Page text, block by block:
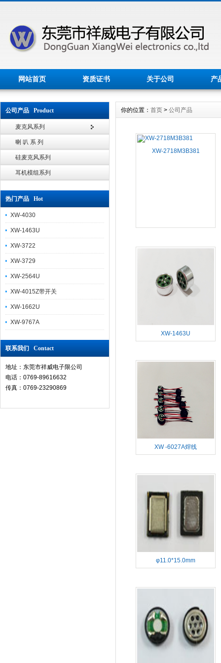
网站首页 资质证书 关于公司 产
公司产品 Product
麦克风系列
喇 叭 系 列
硅麦克风系列
耳机模组系列
热门产品 Hot
XW-4030
XW-1463U
XW-3722
XW-3729
XW-2564U
XW-4015Z带开关
XW-1662U
XW-9767A
联系我们 Contact
地址：东莞市祥威电子限公司
电话：0769-89616632
传真：0769-23290869
你的位置： 首页 > 公司产品
XW-2718M3B381
XW-1463U
XW -6027A焊线
φ11.0*15.0mm